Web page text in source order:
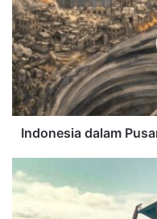
Indonesia dalam